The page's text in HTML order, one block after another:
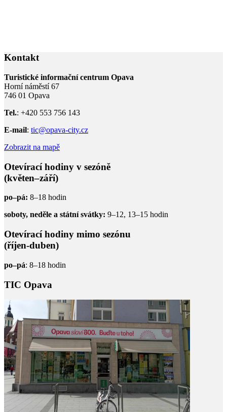
Kontakt
Turistické informační centrum Opava
Horní náměstí 67
746 01 Opava
Tel.: +420 553 756 143
E-mail: tic@opava-city.cz
Zobrazit na mapě
Otevírací hodiny v sezóně
(květen–září)
po–pá: 8–18 hodin
soboty, neděle a státní svátky: 9–12, 13–15 hodin
Otevírací hodiny mimo sezónu
(říjen-duben)
po–pá: 8–18 hodin
TIC Opava